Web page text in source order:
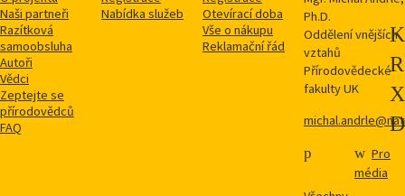
Naši partneři
Razítková
samoobsluha
Autoři
Vědci
Zeptejte se
přírodovědců
FAQ
Nabídka služeb
Otevírací doba
Vše o nákupu
Reklamační řád
Ph.D.
Oddělení vnějších
vztahů
Přírodovědecké
fakulty UK
Pro
média